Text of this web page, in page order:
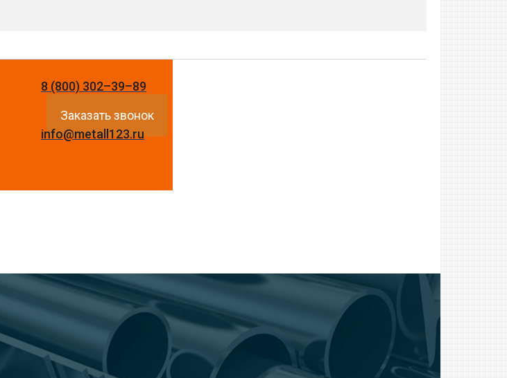
8 (800) 302–39–89
Заказать звонок
info@metall123.ru